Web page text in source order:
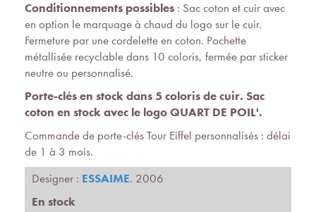
Conditionnements possibles : Sac coton et cuir avec
en option le marquage à chaud du logo sur le cuir.
Fermeture par une cordelette en coton. Pochette
métallisée recyclable dans 10 coloris, fermée par sticker
neutre ou personnalisé.
Porte-clés en stock dans 5 coloris de cuir. Sac
coton en stock avec le logo QUART DE POIL'.
Commande de porte-clés Tour Eiffel personnalisés : délai
de 1 à 3 mois.
Designer : ESSAIME. 2006
En stock